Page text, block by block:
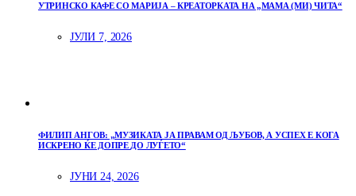
УТРИНСКО КАФЕ СО МАРИЈА – КРЕАТОРКАТА НА „МАМА (МИ) ЧИТА“
ЈУЛИ 7, 2026
ФИЛИП АНГОВ: „МУЗИКАТА ЈА ПРАВАМ ОД ЉУБОВ, А УСПЕХ Е КОГА
ИСКРЕНО ЌЕ ДОПРЕ ДО ЛУЃЕТО“
ЈУНИ 24, 2026